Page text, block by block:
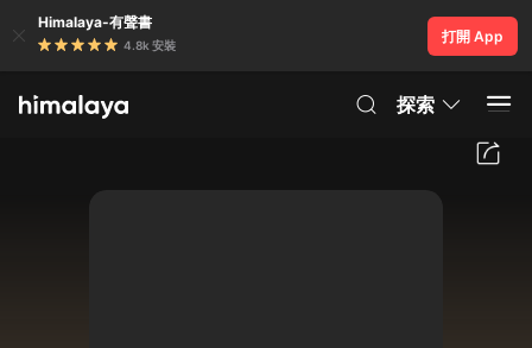
Himalaya-有聲書
4.8k 安裝
打開 App
探索